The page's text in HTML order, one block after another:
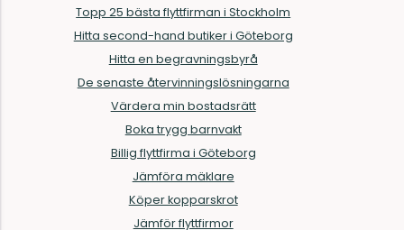
Topp 25 bästa flyttfirman i Stockholm
Hitta second-hand butiker i Göteborg
Hitta en begravningsbyrå
De senaste återvinningslösningarna
Värdera min bostadsrätt
Boka trygg barnvakt
Billig flyttfirma i Göteborg
Jämföra mäklare
Köper kopparskrot
Jämför flyttfirmor